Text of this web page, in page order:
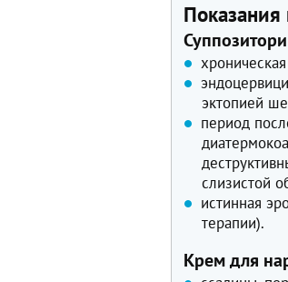
эктопией
период
слизистой
истинная
терапии).
Крем для